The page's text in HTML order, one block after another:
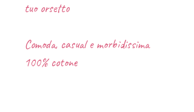
tuo orsetto
Comoda, casual e morbidissima
100% cotone